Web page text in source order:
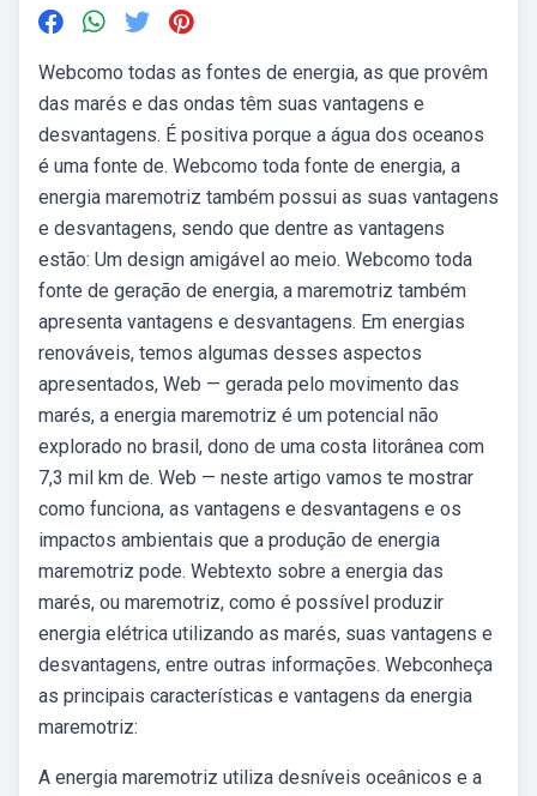
Webcomo todas as fontes de energia, as que provêm
das marés e das ondas têm suas vantagens e
desvantagens. É positiva porque a água dos oceanos
é uma fonte de. Webcomo toda fonte de energia, a
energia maremotriz também possui as suas vantagens
e desvantagens, sendo que dentre as vantagens
estão: Um design amigável ao meio. Webcomo toda
fonte de geração de energia, a maremotriz também
apresenta vantagens e desvantagens. Em energias
renováveis, temos algumas desses aspectos
apresentados, Web — gerada pelo movimento das
marés, a energia maremotriz é um potencial não
explorado no brasil, dono de uma costa litorânea com
7,3 mil km de. Web — neste artigo vamos te mostrar
como funciona, as vantagens e desvantagens e os
impactos ambientais que a produção de energia
maremotriz pode. Webtexto sobre a energia das
marés, ou maremotriz, como é possível produzir
energia elétrica utilizando as marés, suas vantagens e
desvantagens, entre outras informações. Webconheça
as principais características e vantagens da energia
maremotriz:
A energia maremotriz utiliza desníveis oceânicos e a